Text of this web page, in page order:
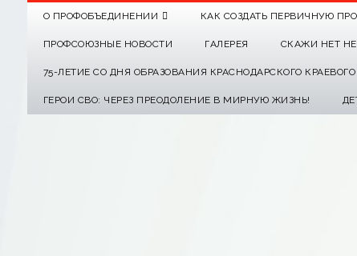
О ПРОФОБЪЕДИНЕНИИ КАК СОЗДАТЬ ПЕРВИЧНУЮ
ПРОФСОЮЗНЫЕ НОВОСТИ ГАЛЕРЕЯ СКАЖИ НЕТ
75-ЛЕТИЕ СО ДНЯ ОБРАЗОВАНИЯ КРАСНОДАРСКОГО
ГЕРОИ СВО: ЧЕРЕЗ ПРЕОДОЛЕНИЕ В МИРНУЮ ЖИЗНЬ!